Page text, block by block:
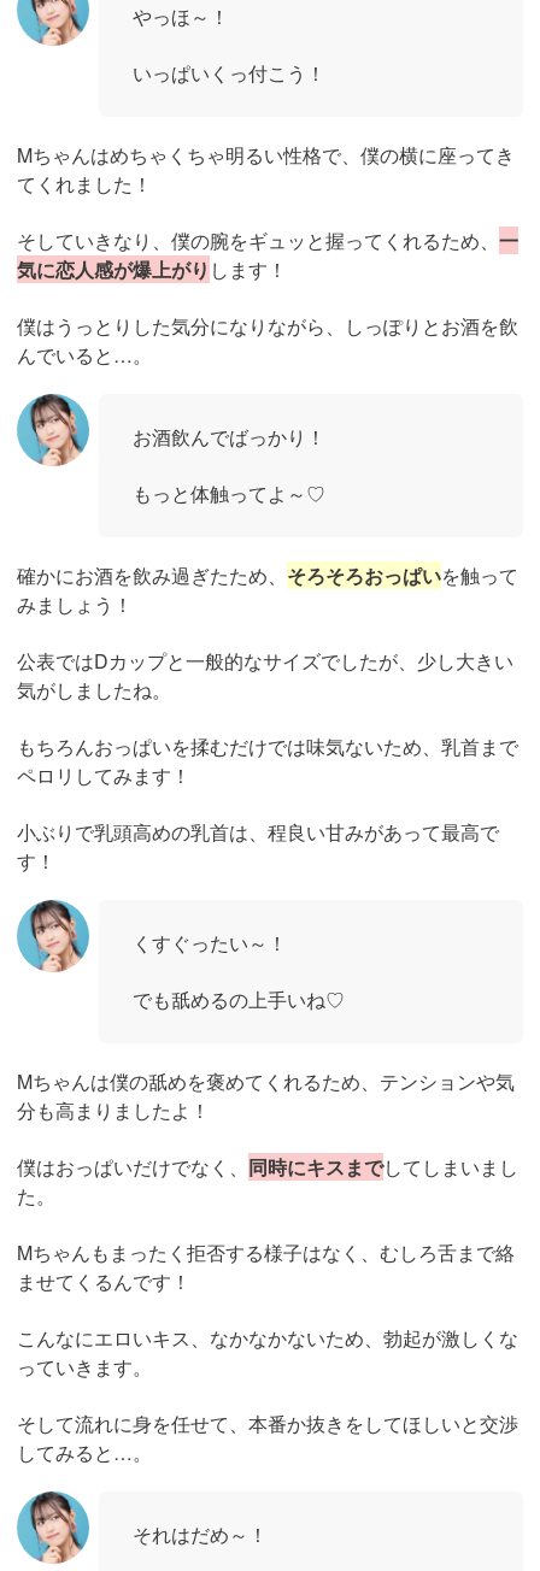
やっほ～！
いっぱいくっ付こう！
Mちゃんはめちゃくちゃ明るい性格で、僕の横に座ってき
てくれました！
そしていきなり、僕の腕をギュッと握ってくれるため、 一
気に恋人感が爆上がり します！
僕はうっとりした気分になりながら、しっぽりとお酒を飲
んでいると…。
お酒飲んでばっかり！
もっと体触ってよ～♡
確かにお酒を飲み過ぎたため、 そろそろおっぱいを触って
みましょう！
公表ではDカップと一般的なサイズでしたが、少し大きい
気がしましたね。
もちろんおっぱいを揉むだけでは味気ないため、乳首まで
ペロリしてみます！
小ぶりで乳頭高めの乳首は、程良い甘みがあって最高で
す！
くすぐったい～！
でも舐めるの上手いね♡
Mちゃんは僕の舐めを褒めてくれるため、テンションや気
分も高まりましたよ！
僕はおっぱいだけでなく、 同時にキスまでしてしまいまし
た。
Mちゃんもまったく拒否する様子はなく、むしろ舌まで絡
ませてくるんです！
こんなにエロいキス、なかなかないため、勃起が激しくな
っていきます。
そして流れに身を任せて、本番か抜きをしてほしいと交渉
してみると…。
それはだめ～！